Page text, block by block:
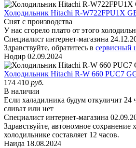
Холодильник Hitachi R-W722FPU1X
Снят с производства
У нас сгорело плато от этого
Специалист интернет-магазина
Здравствуйте, обратитесь в сервисный
Нодир 02.09.2024
Холодильник Hitachi R-W 660 PUC7
174 410 руб.
В наличии
Если халадилника будум откуличит 24
сливат или нет
Специалист интернет-магазина
Здравствуйте, автономное сохранение
холодильнике составляет 12 часов.
Наида 18.08.2024